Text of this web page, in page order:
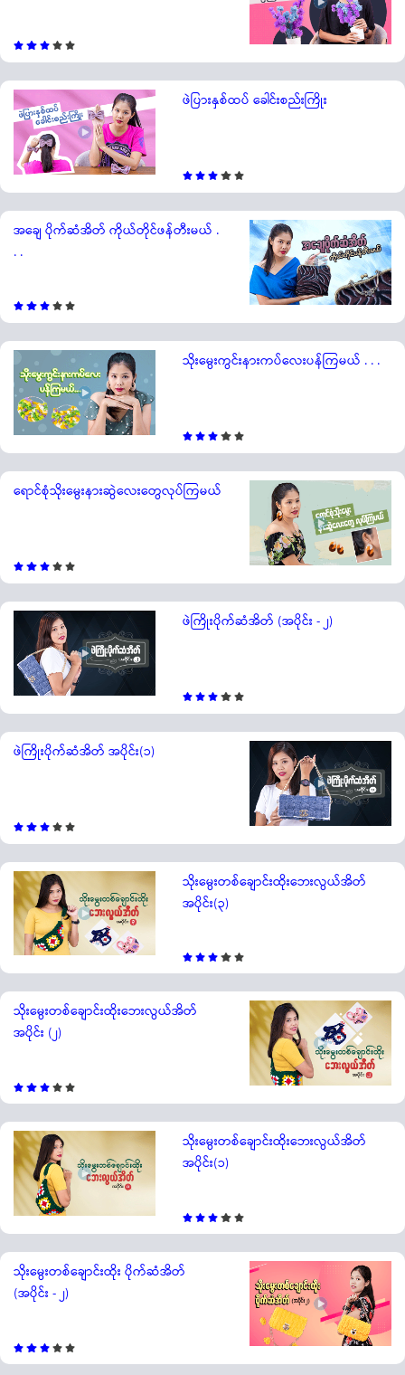
ဖဲပြားနှစ်ထပ် ခေါင်းစည်းကြိုး
အချေ ပိုက်ဆံအိတ် ကိုယ်တိုင်ဖန်တီးမယ် .
. .
သိုးမွေးကွင်းနားကပ်လေးပန်ကြမယ် . . .
ရောင်စုံသိုးမွေးနားဆွဲလေးတွေလုပ်ကြမယ်
ဖဲကြိုးပိုက်ဆံအိတ် (အပိုင်း - ၂)
ဖဲကြိုးပိုက်ဆံအိတ် အပိုင်း(၁)
သိုးမွေးတစ်ချောင်းထိုးဘေးလွယ်အိတ်
အပိုင်း(၃)
သိုးမွေးတစ်ချောင်းထိုးဘေးလွယ်အိတ်
အပိုင်း (၂)
သိုးမွေးတစ်ချောင်းထိုးဘေးလွယ်အိတ်
အပိုင်း(၁)
သိုးမွေးတစ်ချောင်းထိုး ပိုက်ဆံအိတ်
(အပိုင်း - ၂)